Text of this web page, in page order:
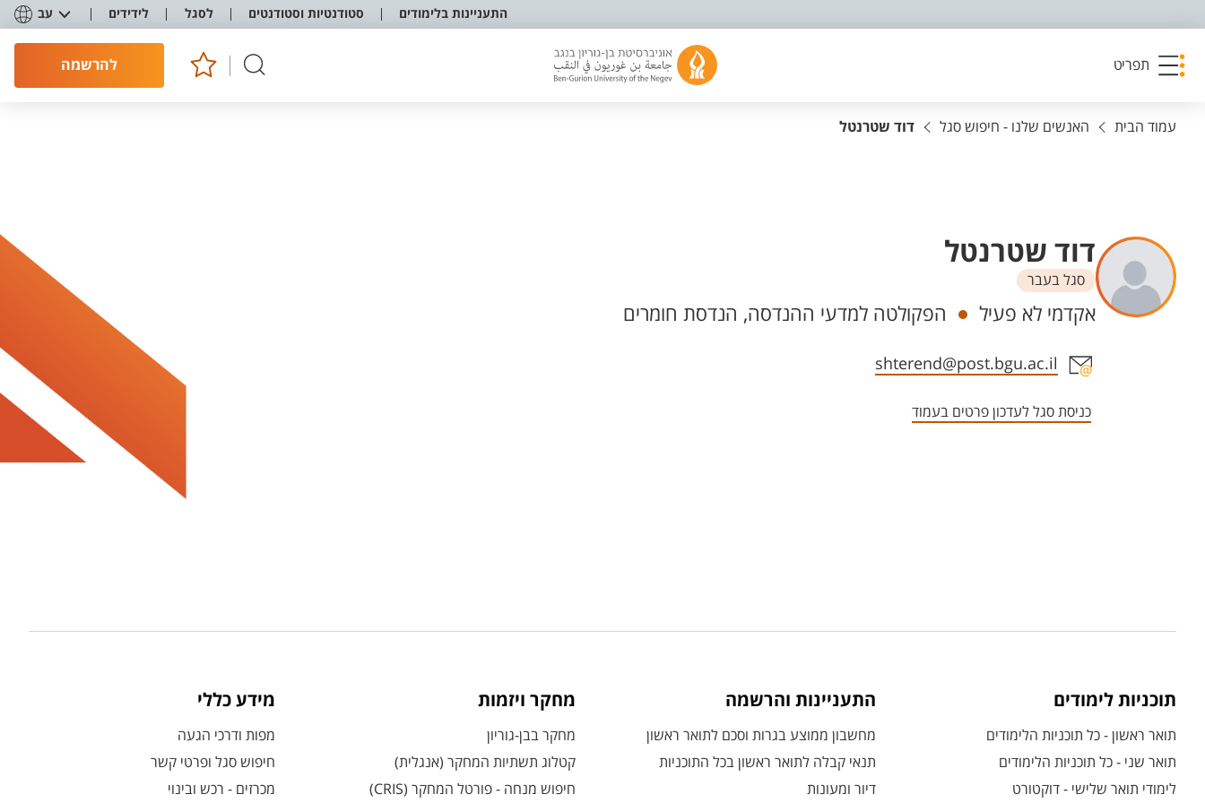
התעניינות בלימודים סטודנטיות וסטודנטים לסגל לידידים עב
תפריט להרשמה
עמוד הבית האנשים שלנו - חיפוש סגל דוד שטרנטל
דוד שטרנטל
סגל בעבר
יחידות
אקדמי לא פעיל הפקולטה למדעי ההנדסה, הנדסת חומרים
אזור צור קשר עם איש הסגל
shterend@post.bgu.ac.il
כניסת סגל לעדכון פרטים בעמוד
תוכניות לימודים
תואר ראשון - כל תוכניות הלימודים
תואר שני - כל תוכניות הלימודים
לימודי תואר שלישי - דוקטורט
התעניינות והרשמה
מחשבון ממוצע בגרות וסכם לתואר ראשון
תנאי קבלה לתואר ראשון בכל התוכניות
דיור ומעונות
מחקר ויזמות
מחקר בבן-גוריון
קטלוג תשתיות המחקר (אנגלית)
חיפוש מנחה - פורטל המחקר (CRIS)
מידע כללי
מפות ודרכי הגעה
חיפוש סגל ופרטי קשר
מכרזים - רכש ובינוי